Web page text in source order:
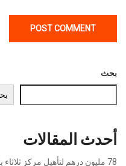
بحث
أحدث المقالات
78 مليون درهم لتأهيل مركز